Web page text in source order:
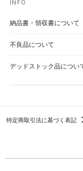
納品書・領収書について
不良品について
デッドストック品につい
特定商取引法に基づく表記